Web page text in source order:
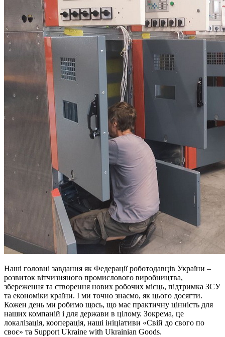
Наші головні завдання як Федерації роботодавців України –
розвиток вітчизняного промислового виробництва,
збереження та створення нових робочих місць, підтримка ЗСУ
та економіки країни. І ми точно знаємо, як цього досягти.
Кожен день ми робимо щось, що має практичну цінність для
наших компаній і для держави в цілому. Зокрема, це
локалізація, кооперація, наші ініціативи «Свій до свого по
своє» та Support Ukraine with Ukrainian Goods.